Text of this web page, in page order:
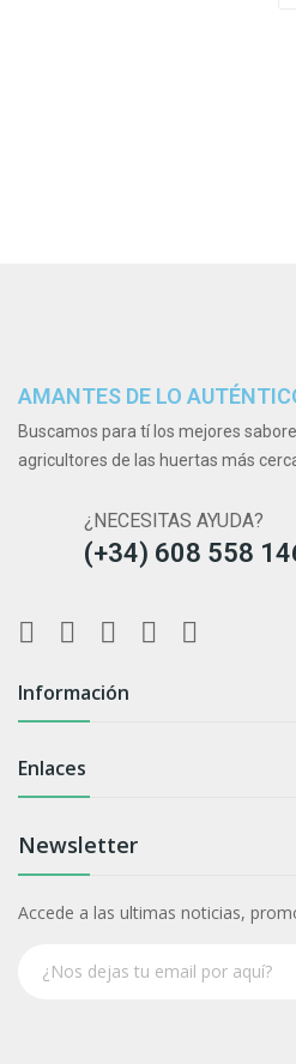
AMANTES DE LO
Buscamos para tí los mejores
agricultores de las huertas más
¿NECESITAS AYUDA?
(+34) 608 558
Información
Enlaces
Newsletter
Accede a las ultimas noticias,